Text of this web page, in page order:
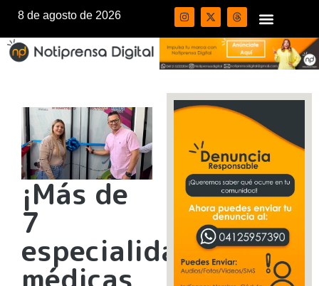
8 de agosto de 2026
¡Más de
7
especialidades